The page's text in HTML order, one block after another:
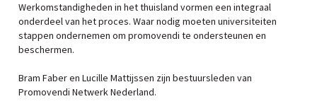
Werkomstandigheden in het thuisland vormen een integraal
onderdeel van het proces. Waar nodig moeten universiteiten
stappen ondernemen om promovendi te ondersteunen en
beschermen.
Bram Faber en Lucille Mattijssen zijn bestuursleden van
Promovendi Netwerk Nederland.